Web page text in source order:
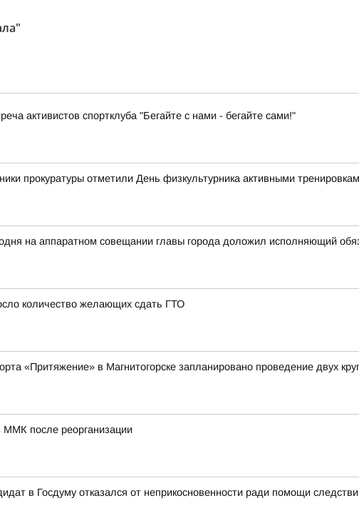
активистов спортклуба "Бегайте с нами - бегайте сами!"
прокуратуры отметили День физкультурника активными
на аппаратном совещании главы города доложил исполняющий
количество желающих сдать ГТО
«Притяжение» в Магнитогорске запланировано проведение двух
ММК после реорганизации
в Госдуму отказался от неприкосновенности ради помощи